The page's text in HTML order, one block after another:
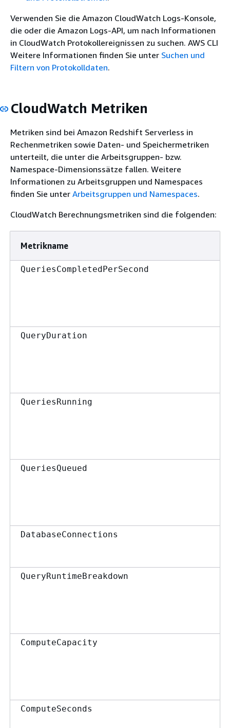
Verwenden Sie die Amazon CloudWatch Logs-Konsole,
die oder die Amazon Logs-API, um nach Informationen
in CloudWatch Protokollereignissen zu suchen. AWS CLI
Weitere Informationen finden Sie unter Suchen und
Filtern von Protokolldaten.
CloudWatch Metriken
Metriken sind bei Amazon Redshift Serverless in
Rechenmetriken sowie Daten- und Speichermetriken
unterteilt, die unter die Arbeitsgruppen- bzw.
Namespace-Dimensionssätze fallen. Weitere
Informationen zu Arbeitsgruppen und Namespaces
finden Sie unter Arbeitsgruppen und Namespaces.
CloudWatch Berechnungsmetriken sind die folgenden:
Metrikname
QueriesCompletedPerSecond
QueryDuration
QueriesRunning
QueriesQueued
DatabaseConnections
QueryRuntimeBreakdown
ComputeCapacity
ComputeSeconds